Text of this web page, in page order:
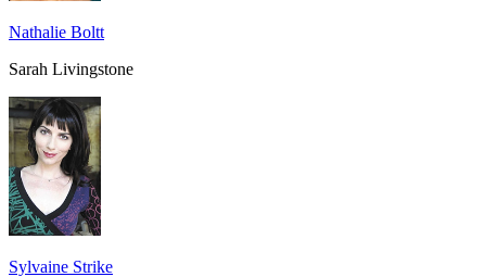
Nathalie Boltt
Sarah Livingstone
Sylvaine Strike